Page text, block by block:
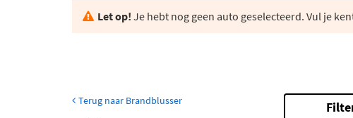
Let op! Je hebt nog geen auto geselecteerd. Vul je
Terug naar Brandblusser